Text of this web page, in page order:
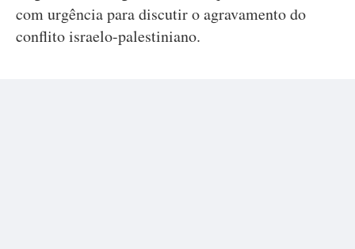
com urgência para discutir o agravamento do
conflito israelo-palestiniano.